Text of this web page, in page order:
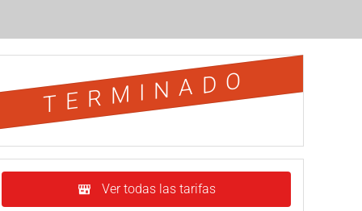
TERMINADO
Ver todas las tarifas